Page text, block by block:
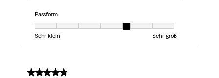
Passform
Passform, 5 von 7, wobei 1 gleich Sehr klein ist und 7 gleich Sehr groß
Sehr klein
Sehr groß
5 von 5 Sternen.